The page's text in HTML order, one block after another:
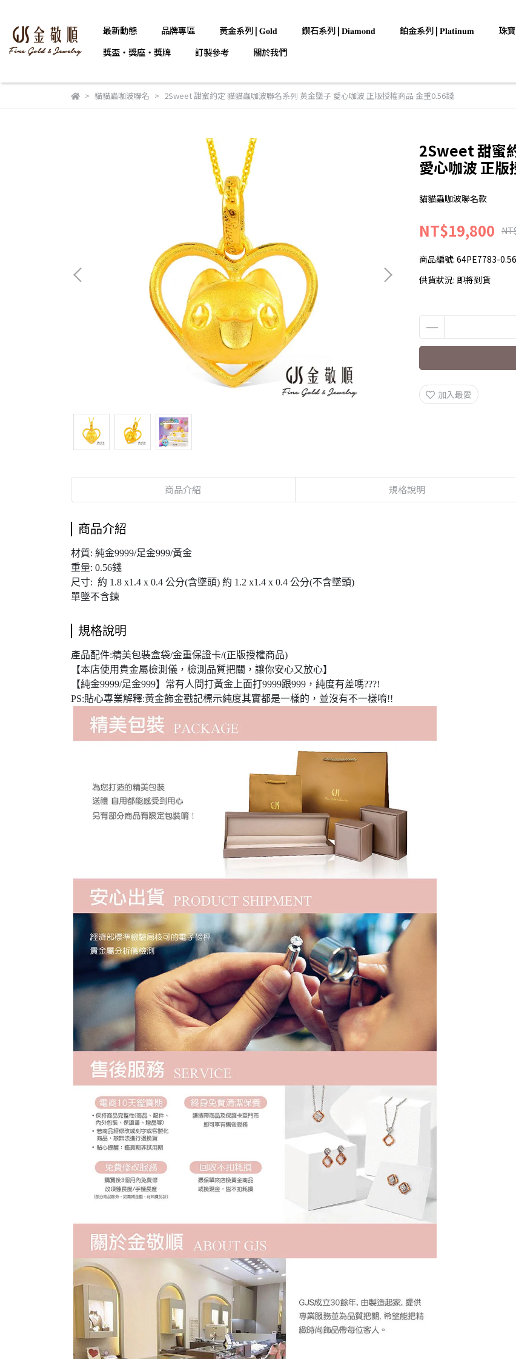
最新動態 品牌專區 黃金系列 | 𝐆𝐨𝐥𝐝 鑽石系列 | 𝐃𝐢𝐚𝐦𝐨𝐧𝐝 鉑金系列 | 𝐏𝐥𝐚𝐭𝐢𝐧𝐮𝐦 珠
獎盃・獎座・獎牌
訂製參考 關於我們
貓貓蟲咖波聯名 2Sweet 甜蜜約定 貓貓蟲咖波聯名系列 黃金墜子 愛心咖波 正版授權商品 金重0.56錢
2Sweet 甜蜜
愛心咖波 正
貓貓蟲咖波聯名款
NT$19,800
商品編號: 64PE7783-
供貨狀況: 即將到貨
加入最愛
商品介紹 規格說明
商品介紹
材質: 純金9999/足金999/黃金
重量: 0.56錢
尺寸: 約 1.8 x1.4 x 0.4 公分(含墜頭) 約 1.2 x1.4 x 0.4 公分(不含墜頭)
單墜不含鍊
規格說明
產品配件:精美包裝盒袋/金重保證卡/(正版授權商品)
【本店使用貴金屬檢測儀，檢測品質把關，讓你安心又放心】
【純金9999/足金999】常有人問打黃金上面打9999跟999，純度有差嗎???!
PS:貼心專業解釋:黃金飾金戳記標示純度其實都是一樣的，並沒有不一樣唷!!